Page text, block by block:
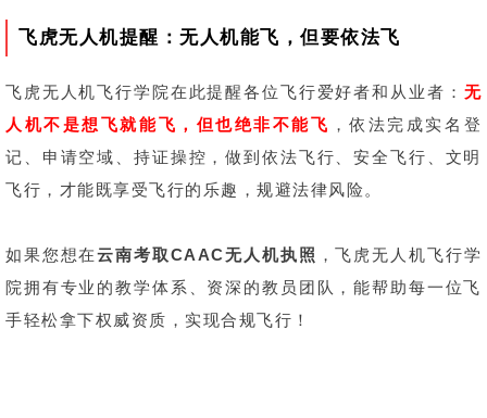
飞虎无人机提醒：无人机能飞，但要依法飞
飞虎无人机飞行学院在此提醒各位飞行爱好者和从业者： 无
人机不是想飞就能飞，但也绝非不能飞 ，依法完成实名登
记、申请空域、持证操控，做到依法飞行、安全飞行、文明
飞行，才能既享受飞行的乐趣，规避法律风险。
如果您想在云南考取CAAC无人机执照 ，飞虎无人机飞行学
院拥有专业的教学体系、资深的教员团队，能帮助每一位飞
手轻松拿下权威资质，实现合规飞行！